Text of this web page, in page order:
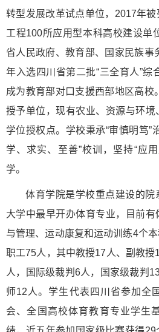
转型发展改革试点单位，2017年
工程100所应用型本科高校建设单
省人民政府、教育部、国家民族事
年入选四川省第二批“三全育人”综
成为教育部对口支援西部地区高校
授予单位，现有农业、资源与环
学位授权点。学校秉承“审慎明笃”
学、求实、至善”校训，坚持“应
学。
体育学院是学校重点建设的院
大学中最早开办体育专业，目前
与管理、运动康复和运动训练4个
职工75人，其中教授17人、副教
人，国际级裁判6人，国家级裁判
师12人。学生代表四川省参加全
会、全国高校体育教育专业学生